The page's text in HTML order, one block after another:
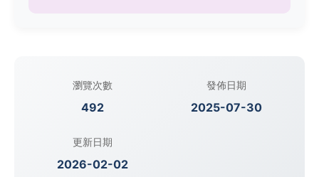
瀏覽次數
492
發佈日期
2025-07-30
更新日期
2026-02-02